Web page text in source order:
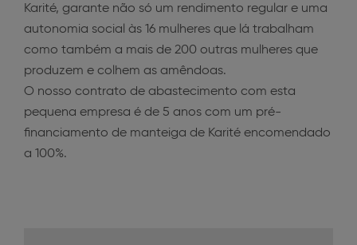
Karité, garante não só um rendimento regular e uma
autonomia social às 16 mulheres que lá trabalham
como também a mais de 200 outras mulheres que
produzem e colhem as amêndoas.
O nosso contrato de abastecimento com esta
pequena empresa é de 5 anos com um pré-
financiamento de manteiga de Karité encomendado
a 100%.